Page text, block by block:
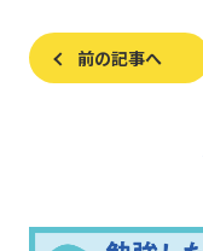
前の記事へ